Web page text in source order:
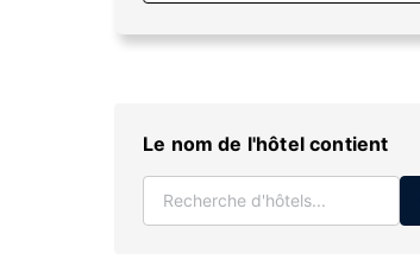
Le nom de l'hôtel contient